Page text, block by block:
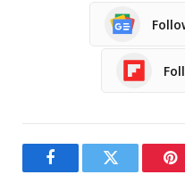
FacebookTwitter